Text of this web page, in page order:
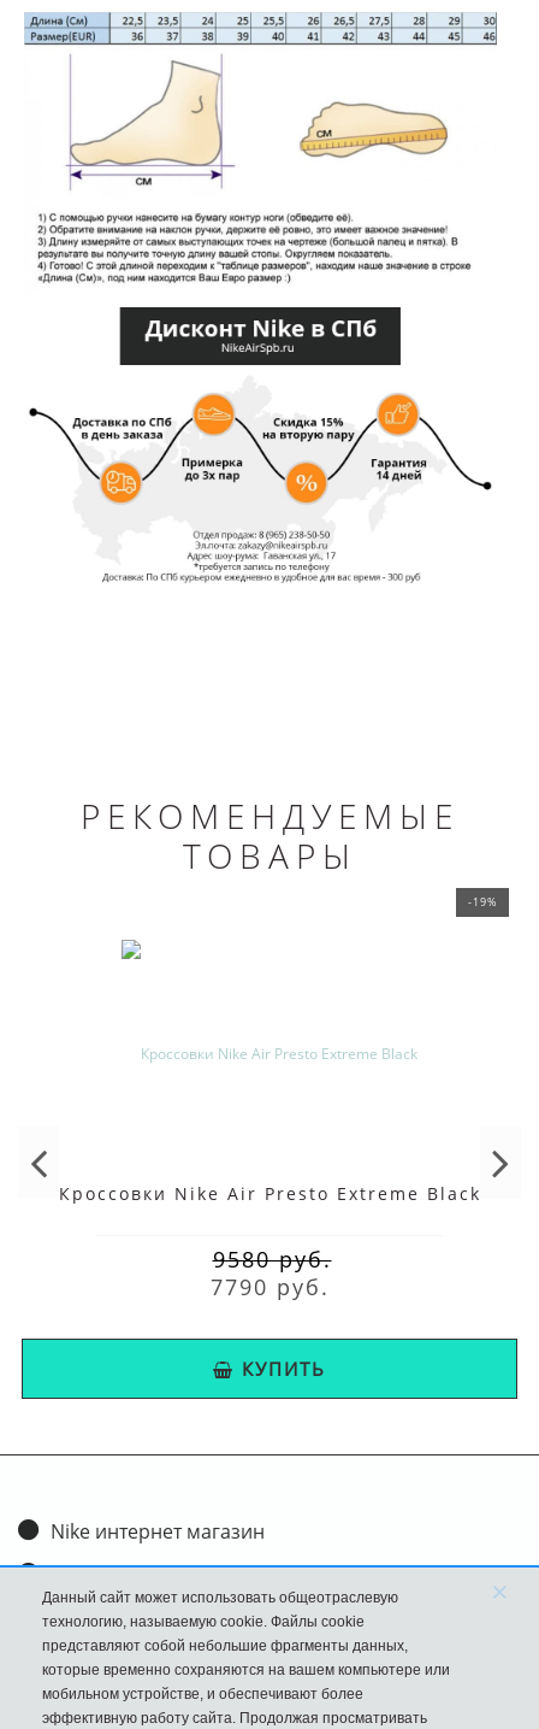
РЕКОМЕНДУЕМЫЕ
ТОВАРЫ
-19%
Кроссовки Nike Air Presto Extreme Black
9580 руб.
7790 руб.
КУПИТЬ
Nike интернет магазин
Доставка и оплата
Обмен и возврат
Размеры
FAQ
Данный сайт может использовать общеотраслевую
технологию, называемую cookie. Файлы cookie
представляют собой небольшие фрагменты данных,
которые временно сохраняются на вашем компьютере или
мобильном устройстве, и обеспечивают более
эффективную работу сайта. Продолжая просматривать
×